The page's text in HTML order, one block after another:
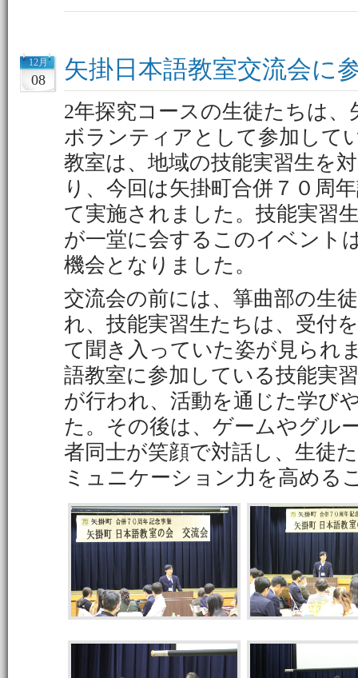
12月
08 矢掛日本語教室交流会に
2年探究コースの生徒たちは
ボランティアとして参加して
教室は、地域の技能実習生を
り、今回は矢掛町合併７０周
て実施されました。技能実習
が一堂に会するこのイベント
機会となりました。
交流会の前には、箏曲部の生
れ、技能実習生たちは、受付
て聞き入っていた姿が見られ
語教室に参加している技能実
が行われ、活動を通じた学び
た。その後は、ゲームやグル
者同士が笑顔で対話し、生徒
ミュニケーション力を高める